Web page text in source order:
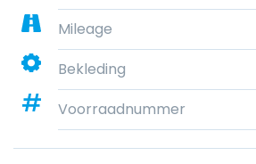
Mileage
Bekleding
Voorraadnummer